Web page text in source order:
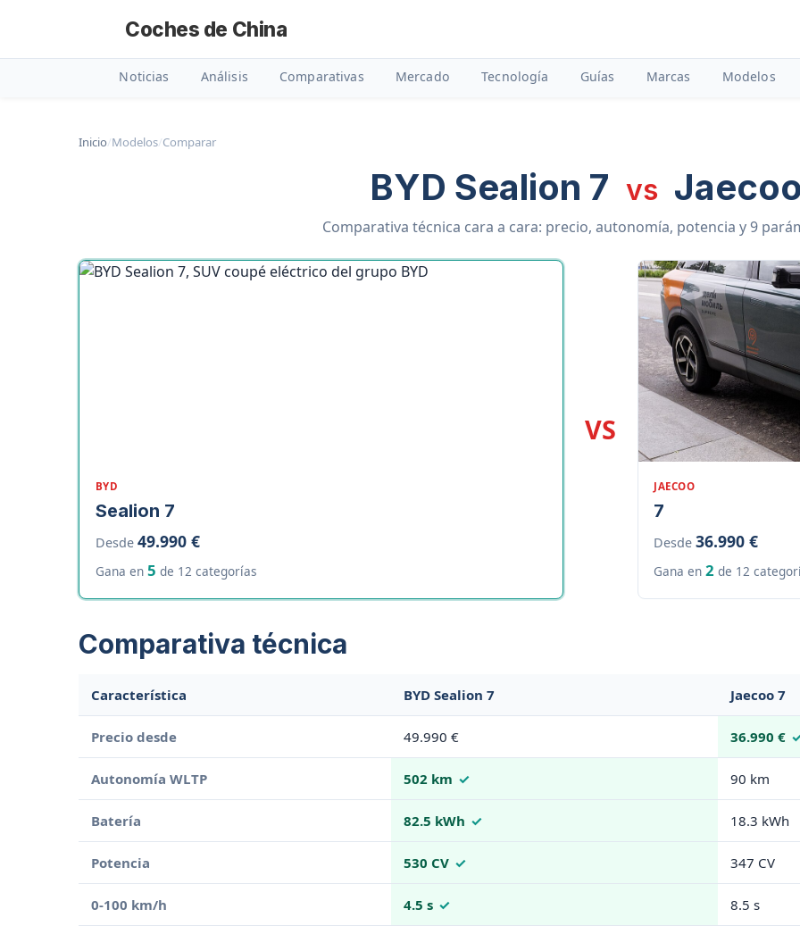
Coches de China
Noticias Análisis Comparativas Mercado Tecnología Guías Marcas Modelos
Inicio/Modelos/Comparar
BYD Sealion 7 vs
Comparativa técnica cara a cara: precio, autonomía, potencia y 9
BYD
Sealion 7
Desde 49.990 €
Gana en 5 de 12 categorías
VS
JAECOO
7
Desde36.990 €
Gana en2 de 12
Comparativa técnica
Característica BYD Sealion 7 Jaecoo 7
Precio desde 49.990 € 36.990 €
Autonomía WLTP 502 km 90 km
Batería 82.5 kWh 18.3 kWh
Potencia 530 CV 347 CV
0-100 km/h 4.5 s 8.5 s